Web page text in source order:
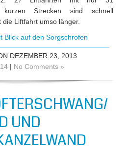
kurzen Strecken sind schnell
Liftfahrt umso länger.
Blick auf den Sorgschrofen
DEZEMBER 23, 2013
| No Comments »
UND